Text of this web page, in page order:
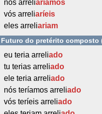
nós arreliaríamos
vós arreliaríeis
eles arreliariam
Futuro do pretérito composto
eu teria arreliado
tu terias arreliado
ele teria arreliado
nós teríamos arreliado
vós teríeis arreliado